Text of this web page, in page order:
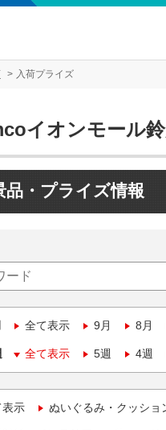
入荷プライズ
イオンモール
品・プライズ情報
全て表示 9月 8月
全て表示 5週 4週
表示 ぬいぐるみ・クッショ